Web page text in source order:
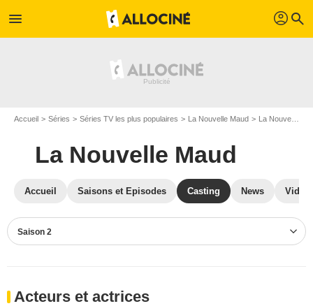
menu profil search
Accueil Séries Séries TV les plus populaires La Nouvelle Maud La Nouvelle Maud S02
La Nouvelle Maud
Accueil Saisons et Episodes Casting News
Saison 2
Acteurs et actrices